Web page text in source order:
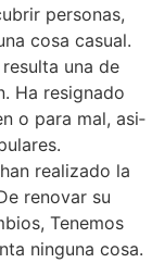
personas,
cosa casual.
una de
Ha resignado
o para mal, asi­
realizado la
renovar su
Tenemos
ninguna cosa.